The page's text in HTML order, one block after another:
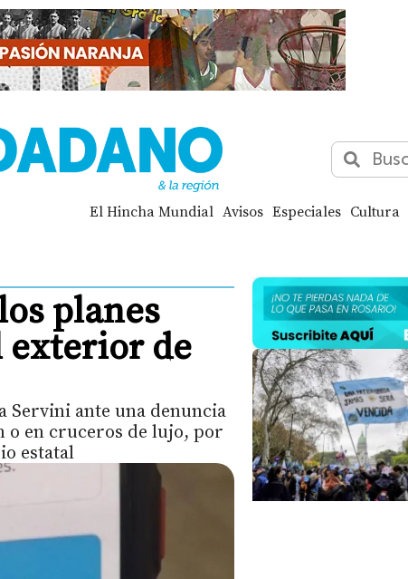
El Hincha Mundial Avisos Especiales Cultura
planes
exterior de
Servini ante una denuncia
o en cruceros de lujo, por
estatal